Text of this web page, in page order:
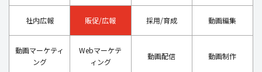
社内広報 販促/広報 採用/育成 動画編集
動画マーケティ
ング
Webマーケテ
ィング
動画配信 動画制作